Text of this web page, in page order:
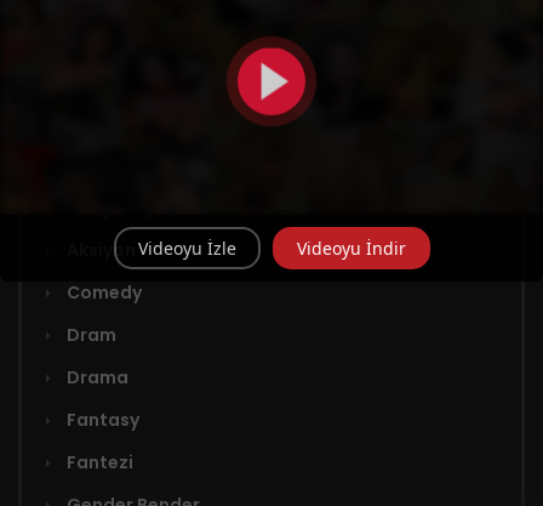
Aksiyon
Comedy
Dram
Drama
Fantasy
Fantezi
Videoyu İzle Videoyu İndir